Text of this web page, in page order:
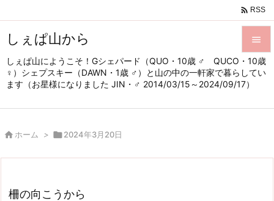
しぇぱ山から
しぇぱ山にようこそ！Gシェパード（QUO・10歳 ♂ QUCO・10歳
♀）シェプスキー（DAWN・1歳 ♂）と山の中の一軒家で暮らしてい
ます（お星様になりました JIN・♂ 2014/03/15～2024/09/17）


メニュ
サイド

 RSS
 ホーム > 2024年3月20日
柵の向こうから